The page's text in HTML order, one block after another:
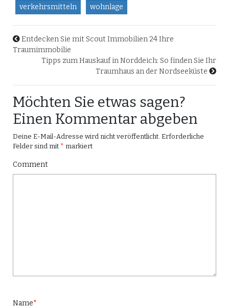
verkehrsmitteln wohnlage
Entdecken Sie mit Scout Immobilien 24 Ihre
Traumimmobilie
Tipps zum Hauskauf in Norddeich: So finden Sie Ihr
Traumhaus an der Nordseeküste
Möchten Sie etwas sagen?
Einen Kommentar abgeben
Deine E-Mail-Adresse wird nicht veröffentlicht. Erforderliche
Felder sind mit * markiert
Comment
Name*